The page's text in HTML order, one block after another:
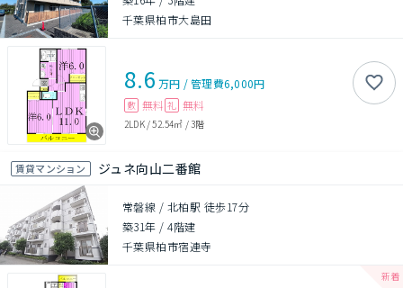
千葉県柏市大島田
8.6 万円 /管理費6,000円
敷 無料 礼 無料
2LDK/52.54㎡ /3階
賃貸マンション ジュネ向山二番館
常磐線 / 北柏駅 徒歩17分
築31年 /4階建
千葉県柏市宿連寺